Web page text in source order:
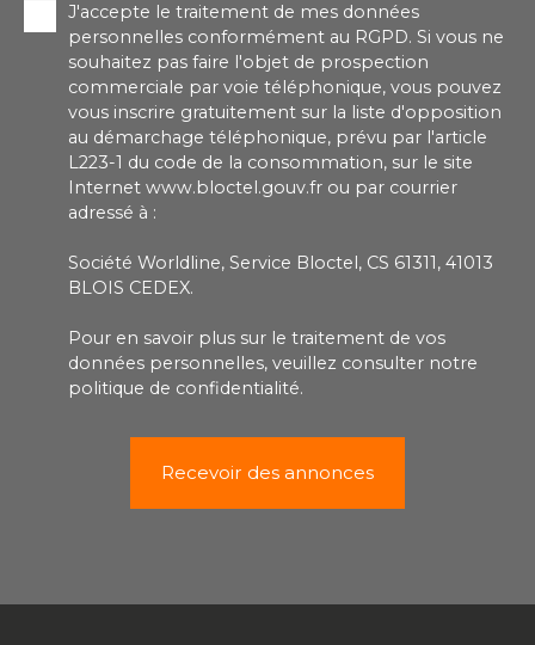
J'accepte le traitement de mes données
personnelles conformément au RGPD. Si vous ne
souhaitez pas faire l'objet de prospection
commerciale par voie téléphonique, vous pouvez
vous inscrire gratuitement sur la liste d'opposition
au démarchage téléphonique, prévu par l'article
L223-1 du code de la consommation, sur le site
Internet www.bloctel.gouv.fr ou par courrier
adressé à :
Société Worldline, Service Bloctel, CS 61311, 41013
BLOIS CEDEX.
Pour en savoir plus sur le traitement de vos
données personnelles, veuillez consulter notre
politique de confidentialité.
Recevoir des annonces